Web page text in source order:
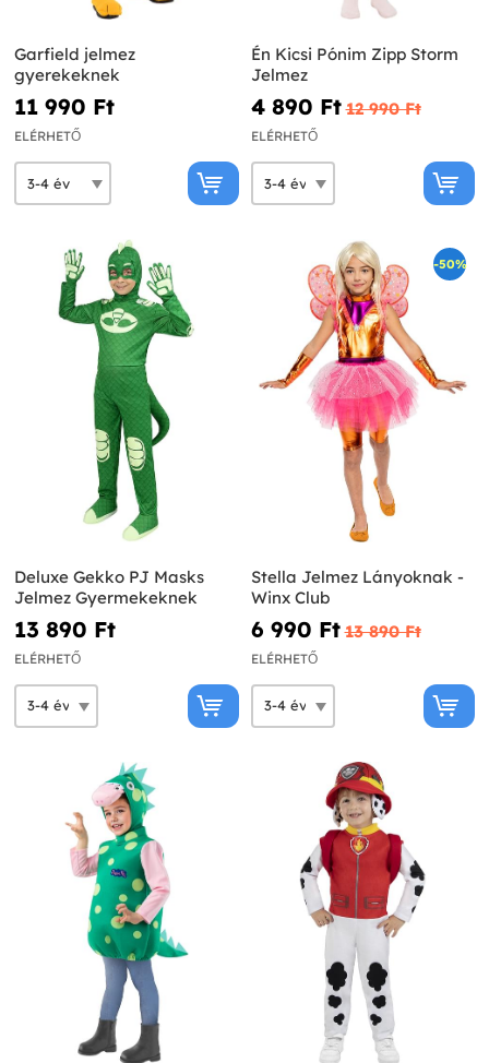
Garfield jelmez
gyerekeknek
11 990 Ft‎
ELÉRHETŐ
Én Kicsi Pónim Zipp Storm
Jelmez
4 890 Ft‎ 12 990 Ft‎
ELÉRHETŐ
Deluxe Gekko PJ Masks
Jelmez Gyermekeknek
13 890 Ft‎
ELÉRHETŐ
-50%
Stella Jelmez Lányoknak -
Winx Club
6 990 Ft‎ 13 890 Ft‎
ELÉRHETŐ